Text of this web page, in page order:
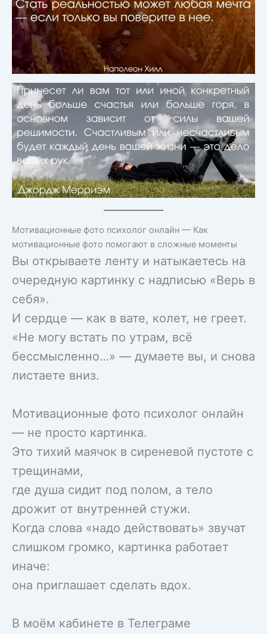
Мотивационные фото психолог онлайн — Как
мотивационные фото помогают в сложные моменты
Вы открываете ленту и натыкаетесь на
очередную картинку с надписью «Верь в
себя».
И сердце — как в вате, колет, не греет.
«Не могу встать по утрам, всё
бессмысленно…» — думаете вы, и снова
листаете вниз.
Мотивационные фото психолог онлайн
— не просто картинка.
Это тихий маячок в сиреневой пустоте с
трещинами,
где душа сидит под полом, а тело
дрожит от внутренней стужи.
Когда слова «надо действовать» звучат
слишком громко, картинка работает
иначе:
она приглашает сделать вдох.
В моём кабинете в Телеграме